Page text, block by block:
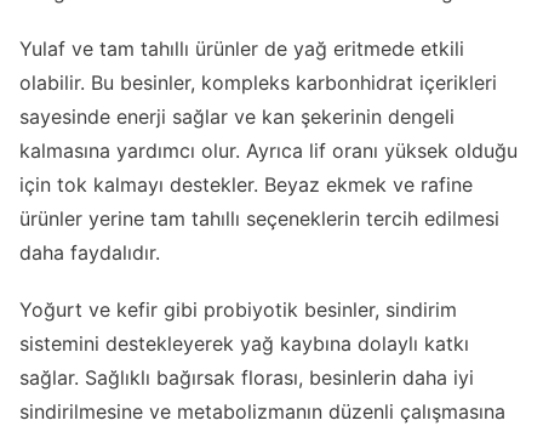
Yulaf ve tam tahıllı ürünler de yağ eritmede etkili
olabilir. Bu besinler, kompleks karbonhidrat içerikleri
sayesinde enerji sağlar ve kan şekerinin dengeli
kalmasına yardımcı olur. Ayrıca lif oranı yüksek olduğu
için tok kalmayı destekler. Beyaz ekmek ve rafine
ürünler yerine tam tahıllı seçeneklerin tercih edilmesi
daha faydalıdır.
Yoğurt ve kefir gibi probiyotik besinler, sindirim
sistemini destekleyerek yağ kaybına dolaylı katkı
sağlar. Sağlıklı bağırsak florası, besinlerin daha iyi
sindirilmesine ve metabolizmanın düzenli çalışmasına